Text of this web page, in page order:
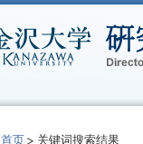
首页 关键词搜索结果